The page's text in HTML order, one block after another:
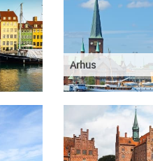
Arhus